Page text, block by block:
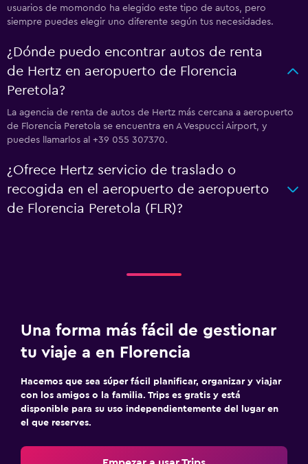
usuarios de momondo ha elegido este tipo de autos, pero
siempre puedes elegir uno diferente según tus necesidades.
¿Dónde puedo encontrar autos de renta
de Hertz en aeropuerto de Florencia
Peretola?
La agencia de renta de autos de Hertz más cercana a aeropuerto
de Florencia Peretola se encuentra en A Vespucci Airport, y
puedes llamarlos al +39 055 307370.
¿Ofrece Hertz servicio de traslado o
recogida en el aeropuerto de aeropuerto
de Florencia Peretola (FLR)?
Una forma más fácil de gestionar
tu viaje a en Florencia
Hacemos que sea súper fácil planificar, organizar y viajar
con los amigos o la familia. Trips es gratis y está
disponible para su uso independientemente del lugar en
el que reserves.